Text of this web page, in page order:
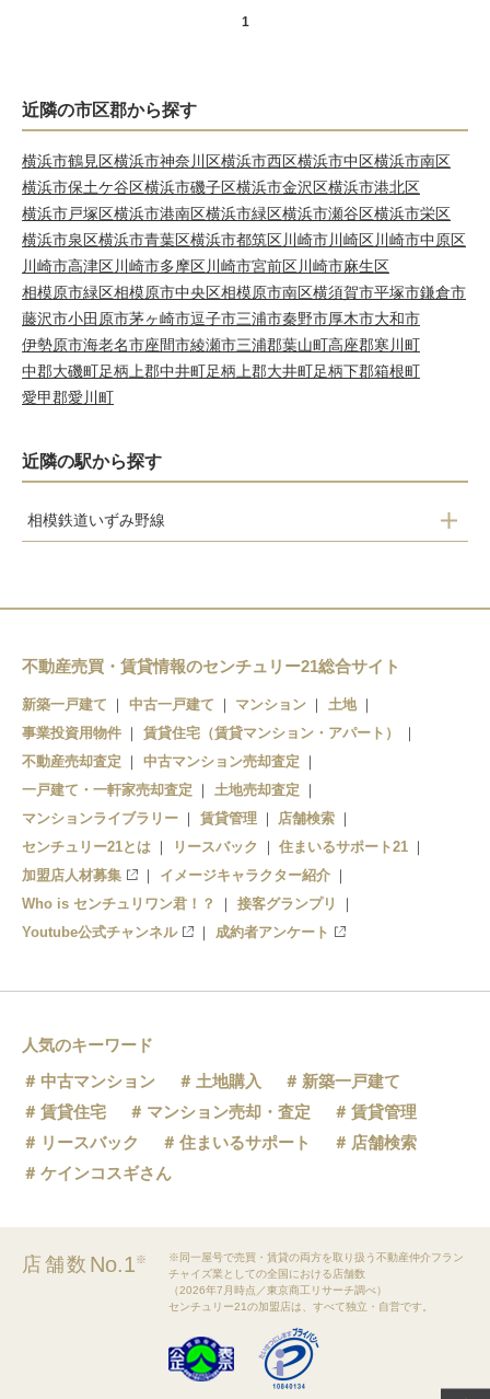
1
近隣の市区郡から探す
横浜市鶴見区横浜市神奈川区横浜市西区横浜市中区横浜市南区
横浜市保土ケ谷区横浜市磯子区横浜市金沢区横浜市港北区
横浜市戸塚区横浜市港南区横浜市緑区横浜市瀬谷区横浜市栄区
横浜市泉区横浜市青葉区横浜市都筑区川崎市川崎区川崎市中原区
川崎市高津区川崎市多摩区川崎市宮前区川崎市麻生区
相模原市緑区相模原市中央区相模原市南区横須賀市平塚市鎌倉市
藤沢市小田原市茅ヶ崎市逗子市三浦市秦野市厚木市大和市
伊勢原市海老名市座間市綾瀬市三浦郡葉山町高座郡寒川町
中郡大磯町足柄上郡中井町足柄上郡大井町足柄下郡箱根町
愛甲郡愛川町
近隣の駅から探す
相模鉄道いずみ野線
いずみ中央
湘南台
不動産売買・賃貸情報のセンチュリー21総合サイト
新築一戸建て 中古一戸建て マンション
土地
事業投資用物件
賃貸住宅（賃貸マンション・アパート）
不動産売却査定
中古マンション売却査定
一戸建て・一軒家売却査定
土地売却査定
マンションライブラリー
賃貸管理
店舗検索
センチュリー21とは
リースバック
住まいるサポート21
加盟店人材募集
イメージキャラクター紹介
Who is センチュリワン君！？
接客グランプリ
Youtube公式チャンネル
成約者アンケート
人気のキーワード
中古マンション
土地購入
新築一戸建て
賃貸住宅
マンション売却・査定
賃貸管理
リースバック
住まいるサポート
店舗検索
ケインコスギさん
店舗数 No.1※
※同一屋号で売買・賃貸の両方を取り扱う不動産仲介フラン
チャイズ業としての全国における店舗数
（2026年7月時点／東京商工リサーチ調べ）
センチュリー21の加盟店は、すべて独立・自営です。